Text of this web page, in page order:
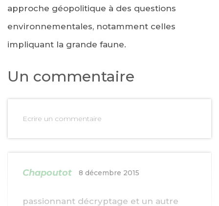
approche géopolitique à des questions
environnementales, notamment celles
impliquant la grande faune.
Un commentaire
Ecrire un commentaire
Chapoutot 8 décembre 2015
passionnant décryptage et un autre